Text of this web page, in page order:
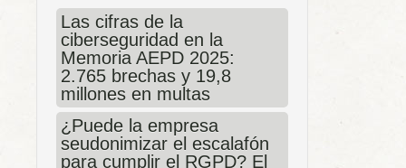
Las cifras de la
ciberseguridad en la
Memoria AEPD 2025:
2.765 brechas y 19,8
millones en multas
¿Puede la empresa
seudonimizar el escalafón
para cumplir el RGPD? El